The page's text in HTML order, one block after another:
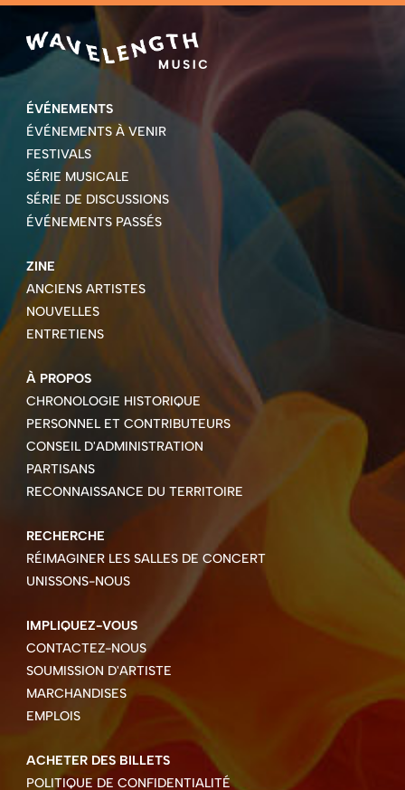
ÉVÉNEMENTS
ÉVÉNEMENTS À VENIR
FESTIVALS
SÉRIE MUSICALE
SÉRIE DE DISCUSSIONS
ÉVÉNEMENTS PASSÉS
ZINE
ANCIENS ARTISTES
NOUVELLES
ENTRETIENS
À PROPOS
CHRONOLOGIE HISTORIQUE
PERSONNEL ET CONTRIBUTEURS
CONSEIL D'ADMINISTRATION
PARTISANS
RECONNAISSANCE DU TERRITOIRE
RECHERCHE
RÉIMAGINER LES SALLES DE CONCERT
UNISSONS-NOUS
IMPLIQUEZ-VOUS
CONTACTEZ-NOUS
SOUMISSION D'ARTISTE
MARCHANDISES
EMPLOIS
ACHETER DES BILLETS
POLITIQUE DE CONFIDENTIALITÉ